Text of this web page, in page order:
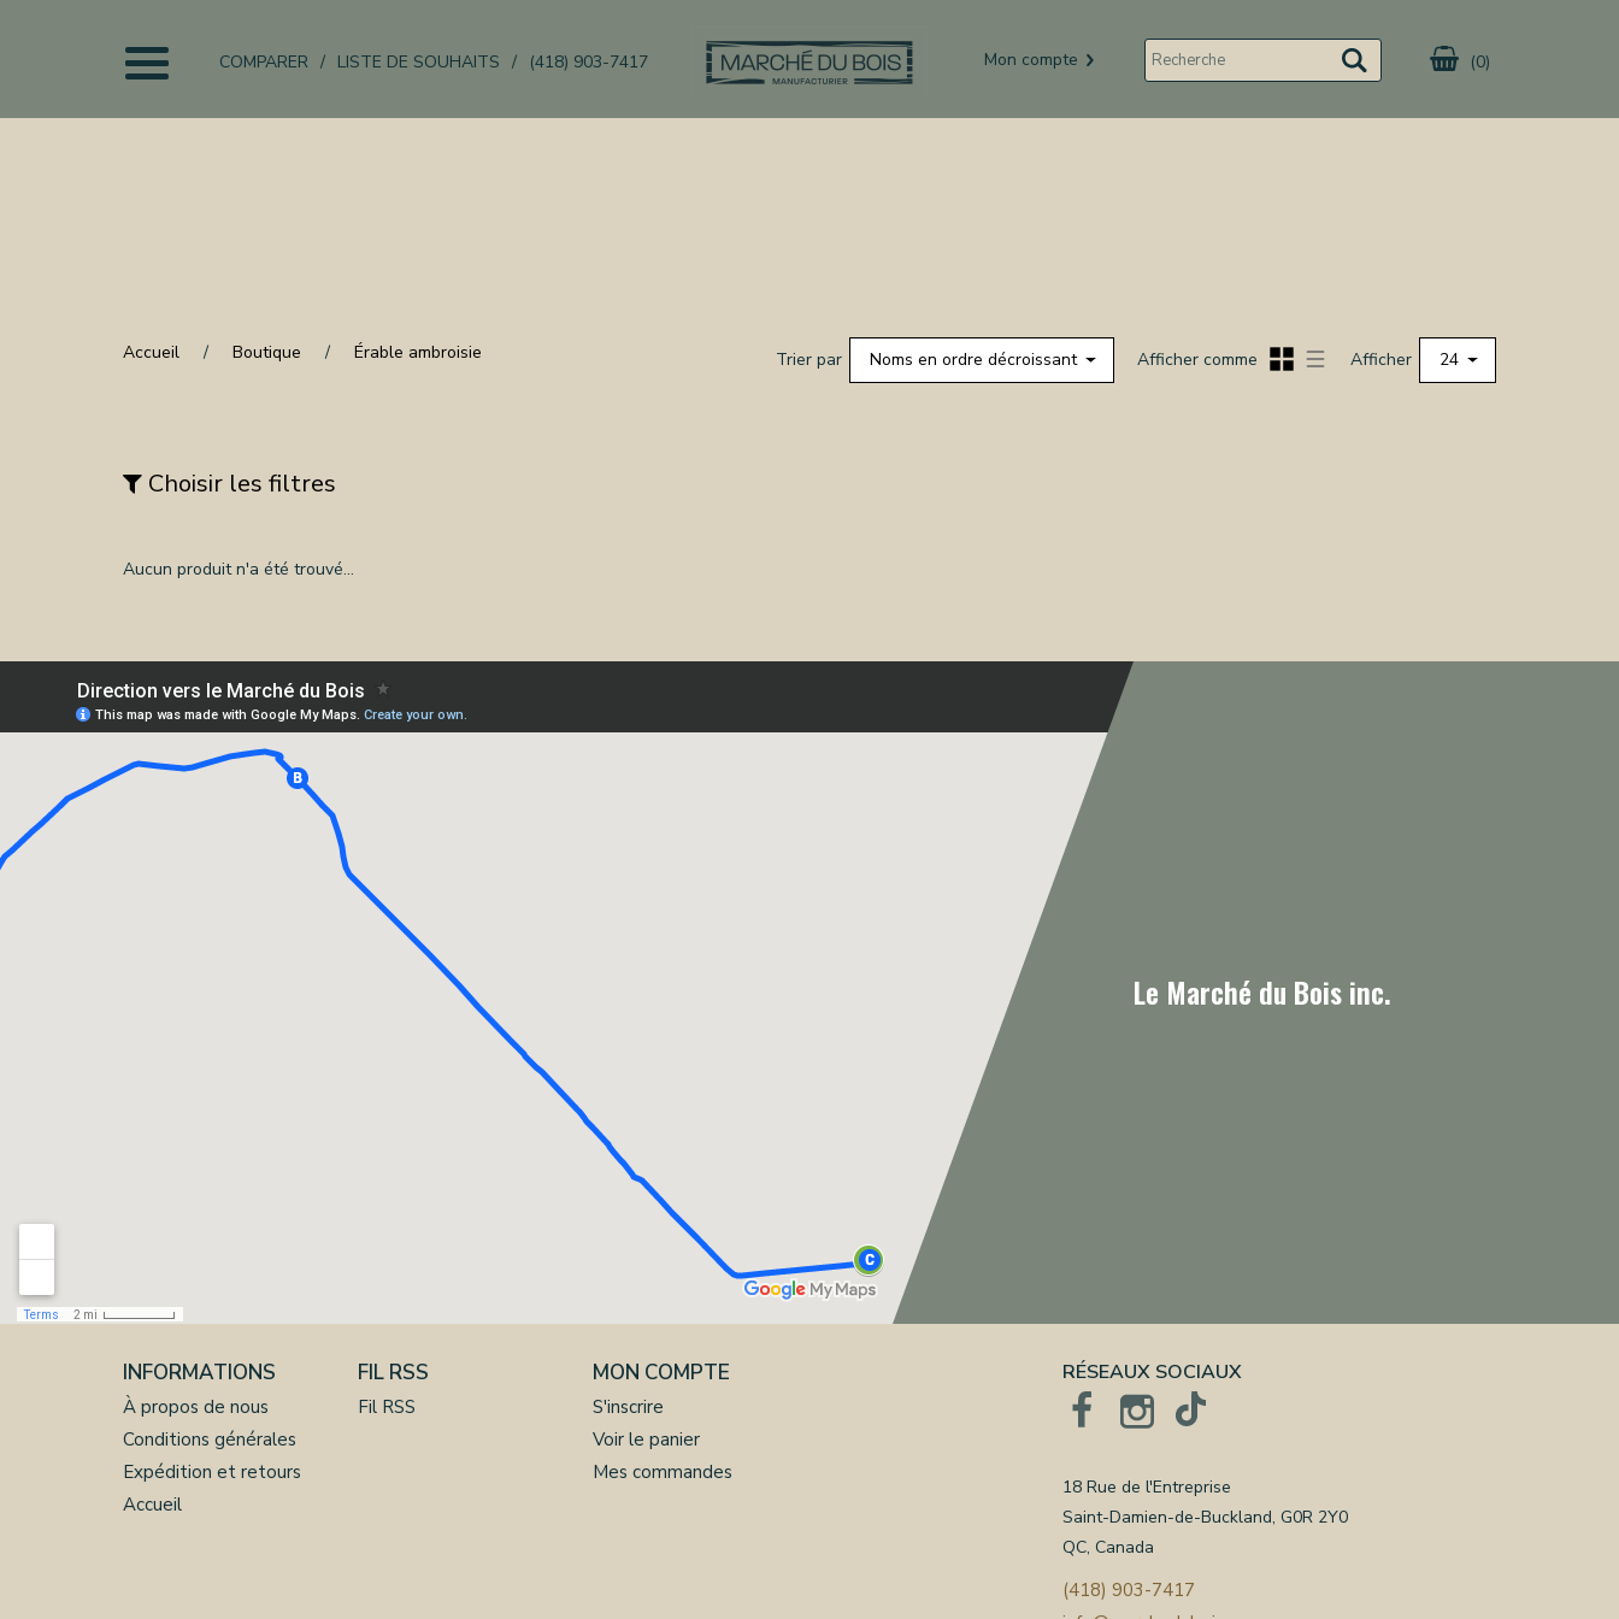
COMPARER LISTE DE SOUHAITS (418) 903-7417 Mon compte (0)
Accueil Boutique Érable ambroisie Trier par Noms en ordre décroissant Afficher comme Afficher 24
Choisir les filtres
Aucun produit n'a été trouvé...
Le Marché du Bois inc.
INFORMATIONS
À propos de nous
Conditions générales
Expédition et retours
Accueil
FIL RSS
Fil RSS
MON COMPTE
S'inscrire
Voir le panier
Mes commandes
RÉSEAUX SOCIAUX
18 Rue de l'Entreprise
Saint-Damien-de-Buckland, G0R 2Y0
QC, Canada
(418) 903-7417